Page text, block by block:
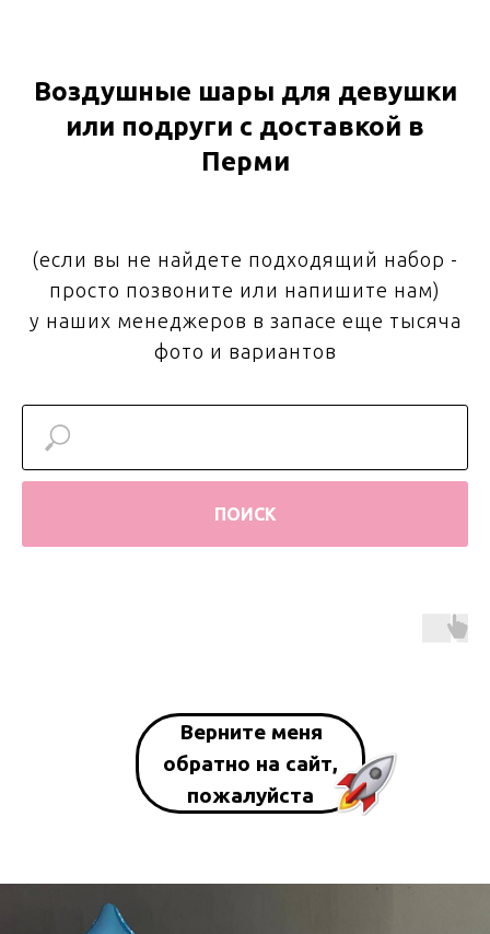
Воздушные шары для девушки
или подруги с доставкой в
Перми
(если вы не найдете подходящий набор -
просто позвоните или напишите нам)
у наших менеджеров в запасе еще тысяча
фото и вариантов
ПОИСК
Верните меня
обратно на сайт,
пожалуйста